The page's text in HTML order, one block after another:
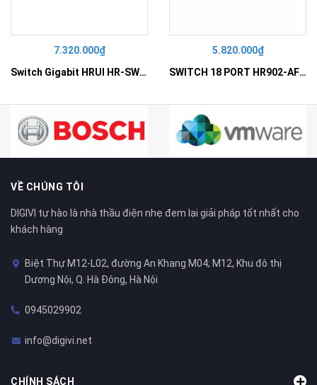
7.320.000₫
Switch Gigabit HRUI HR-SWG10240D
5.820.000₫
SWITCH 18 PORT HR902-AF162G-300 – Switch PoE 16 Cổng
VỀ CHÚNG TÔI
DIGIVI tự hào là nhà thầu điện nhẹ đem lại giải pháp tốt nhất cho
khách hàng
Biệt Thự M12-L02, đường An Khang M04; M12, Khu đô thị
Dương Nội, Q. Hà Đông, Hà Nội
0945029902
info@digivi.net
CHÍNH SÁCH